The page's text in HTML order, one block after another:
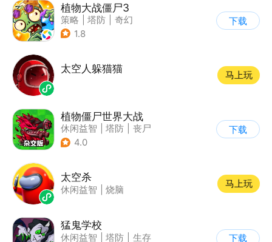
植物大战僵尸3
策略 塔防
奇幻
| 开放世界
1.8
下载
太空人躲猫猫
马上玩
植物僵尸世界大战
休闲益智 塔防
丧尸
| 卡通
4.0
下载
太空杀
休闲益智 烧脑
马上玩
猛鬼学校
休闲益智 塔防
生存
下载